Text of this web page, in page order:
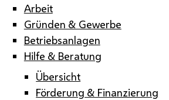
Arbeit
Gründen & Gewerbe
Betriebsanlagen
Hilfe & Beratung
Übersicht
Förderung & Finanzierung